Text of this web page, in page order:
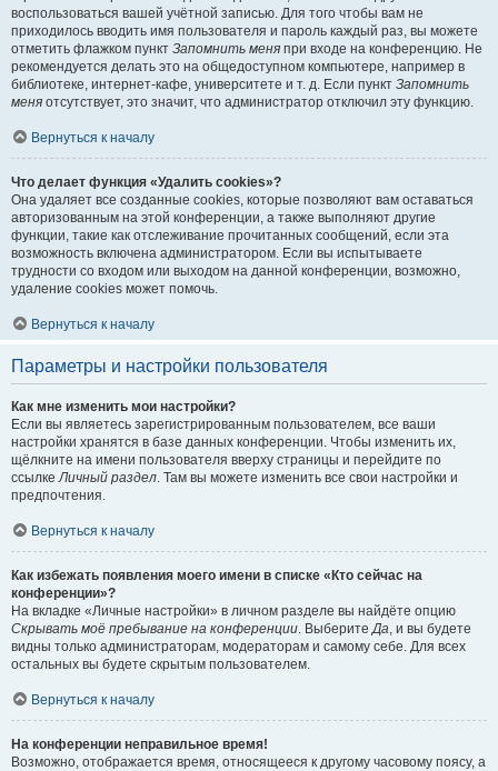
воспользоваться вашей учётной записью. Для того чтобы вам не
приходилось вводить имя пользователя и пароль каждый раз, вы можете
отметить флажком пункт Запомнить меня при входе на конференцию. Не
рекомендуется делать это на общедоступном компьютере, например в
библиотеке, интернет-кафе, университете и т. д. Если пункт Запомнить
меня отсутствует, это значит, что администратор отключил эту функцию.
Вернуться к началу
Что делает функция «Удалить cookies»?
Она удаляет все созданные cookies, которые позволяют вам оставаться
авторизованным на этой конференции, а также выполняют другие
функции, такие как отслеживание прочитанных сообщений, если эта
возможность включена администратором. Если вы испытываете
трудности со входом или выходом на данной конференции, возможно,
удаление cookies может помочь.
Вернуться к началу
Параметры и настройки пользователя
Как мне изменить мои настройки?
Если вы являетесь зарегистрированным пользователем, все ваши
настройки хранятся в базе данных конференции. Чтобы изменить их,
щёлкните на имени пользователя вверху страницы и перейдите по
ссылкеЛичный раздел. Там вы можете изменить все свои настройки и
предпочтения.
Вернуться к началу
Как избежать появления моего имени в списке «Кто сейчас на
конференции»?
На вкладке «Личные настройки» в личном разделе вы найдёте опцию
Скрывать моё пребывание на конференции. ВыберитеДа, и вы будете
видны только администраторам, модераторам и самому себе. Для всех
остальных вы будете скрытым пользователем.
Вернуться к началу
На конференции неправильное время!
Возможно, отображается время, относящееся к другому часовому поясу, а